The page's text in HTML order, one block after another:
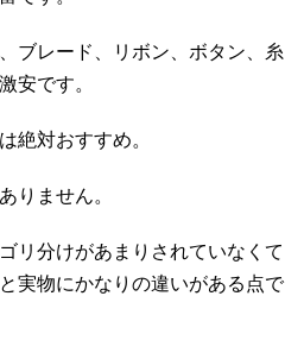
ブレード、リボン、ボタン、糸
安です。
絶対おすすめ。
りません。
リ分けがあまりされていなくて
実物にかなりの違いがある点で